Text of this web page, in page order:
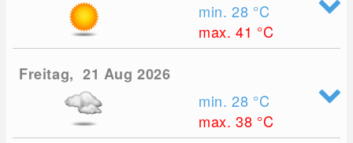
min. 28 °C
max. 41 °C
Freitag, 21 Aug 2026
min. 28 °C
max. 38 °C